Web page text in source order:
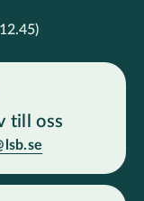
till oss